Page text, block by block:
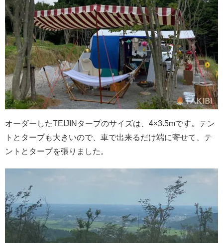
オーダーしたTEIJINタープのサイズは、4×3.5mです。テン
トとタープも大きいので、車で出来るだけ端に寄せて、テ
ントとタープを張りました。